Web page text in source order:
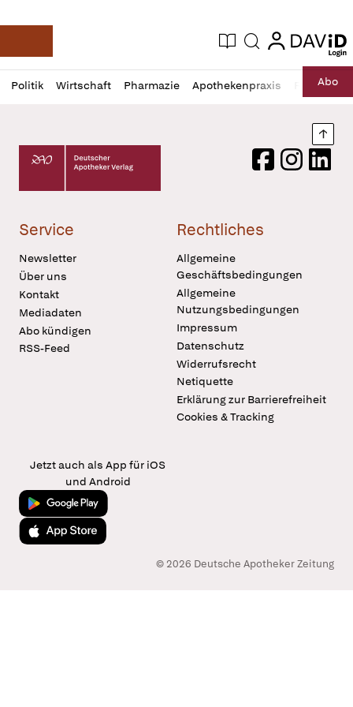
Deutsche Apotheker Zeitung
Aktuelle Ausgabe
Suche login
login
Politik Wirtschaft Pharmazie Apothekenpraxis RechtAbo
Profil
öffnen
Daz
Pur
Deutscher Apotheker Verlag Logo
FacebookInstagram
Service
Newsletter
Über uns
Kontakt
Mediadaten
Abo kündigen
RSS-Feed
Rechtliches
Allgemeine
Geschäftsbedingungen
Allgemeine
Nutzungsbedingungen
Impressum
Datenschutz
Widerrufsrecht
Netiquette
Erklärung zur Barrierefreiheit
Cookies & Tracking
Jetzt auch als App für iOS
und Android
Jetzt bei Google Play
Laden im App Store
© 2026 Deutsche Apotheker Zeitung